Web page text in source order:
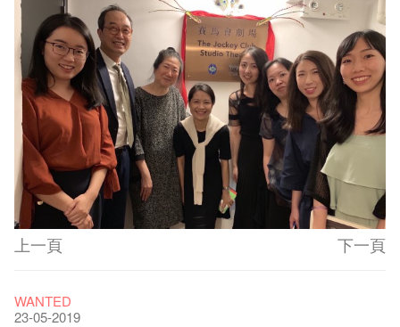
上一頁 下一頁
藝穗節2026
11-12-2025
Veggie Lunch @Dairy
07-12-2020
我們的辣椒小故事 Part 1
17-03-2020
WANTED
23-05-2019